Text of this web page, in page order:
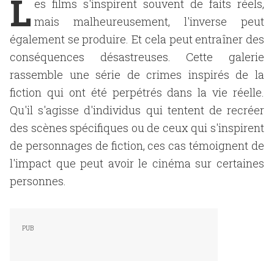
L es films s'inspirent souvent de faits réels,
mais malheureusement, l'inverse peut
également se produire. Et cela peut entraîner des
conséquences désastreuses. Cette galerie
rassemble une série de crimes inspirés de la
fiction qui ont été perpétrés dans la vie réelle.
Qu'il s'agisse d'individus qui tentent de recréer
des scènes spécifiques ou de ceux qui s'inspirent
de personnages de fiction, ces cas témoignent de
l'impact que peut avoir le cinéma sur certaines
personnes.